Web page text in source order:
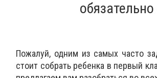
Пожалуй, одним из самых часто
стоит собрать ребенка в первый